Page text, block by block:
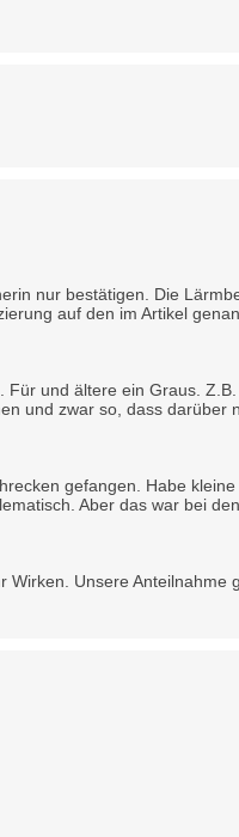
nur bestätigen. Die
auf den im Artikel
und ältere ein Graus.
und zwar so, dass
gefangen. Habe
Aber das war bei
Unsere Anteilnahme